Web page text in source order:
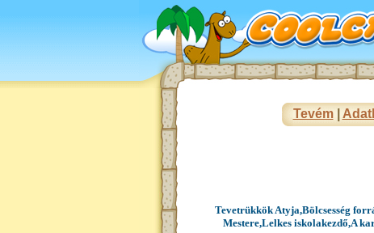
Tevém|
Tevetrükkök Atyja,Bölcsesség
Mestere,Lelkes iskolakezdő,A